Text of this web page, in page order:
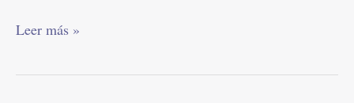
Leer más »